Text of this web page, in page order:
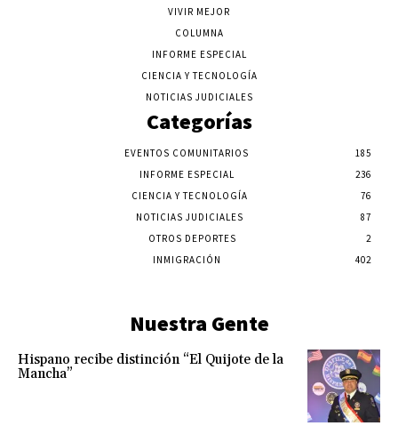
VIVIR MEJOR
COLUMNA
INFORME ESPECIAL
CIENCIA Y TECNOLOGÍA
NOTICIAS JUDICIALES
Categorías
EVENTOS COMUNITARIOS
185
INFORME ESPECIAL
236
CIENCIA Y TECNOLOGÍA
76
NOTICIAS JUDICIALES
87
OTROS DEPORTES
2
INMIGRACIÓN
402
Nuestra Gente
Hispano recibe distinción “El Quijote de la
Mancha”